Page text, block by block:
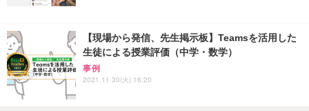
【現場から発信、先生掲示板】Teamsを活用した
生徒による授業評価（中学・数学）
事例
2021.11.30(火) 16:20